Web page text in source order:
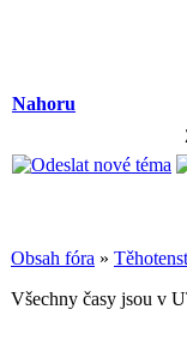
Nahoru
Obsah fóra »
Všechny časy jsou v